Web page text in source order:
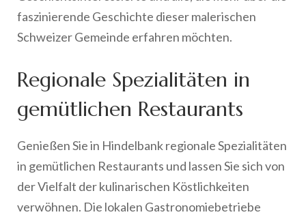
faszinierende Geschichte dieser malerischen
Schweizer Gemeinde erfahren möchten.
Regionale Spezialitäten in
gemütlichen Restaurants
Genießen Sie in Hindelbank regionale Spezialitäten
in gemütlichen Restaurants und lassen Sie sich von
der Vielfalt der kulinarischen Köstlichkeiten
verwöhnen. Die lokalen Gastronomiebetriebe